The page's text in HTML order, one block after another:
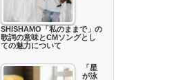
SHISHAMO「私のままで」の
歌詞の意味とCMソングとし
ての魅力について
「星
が泳